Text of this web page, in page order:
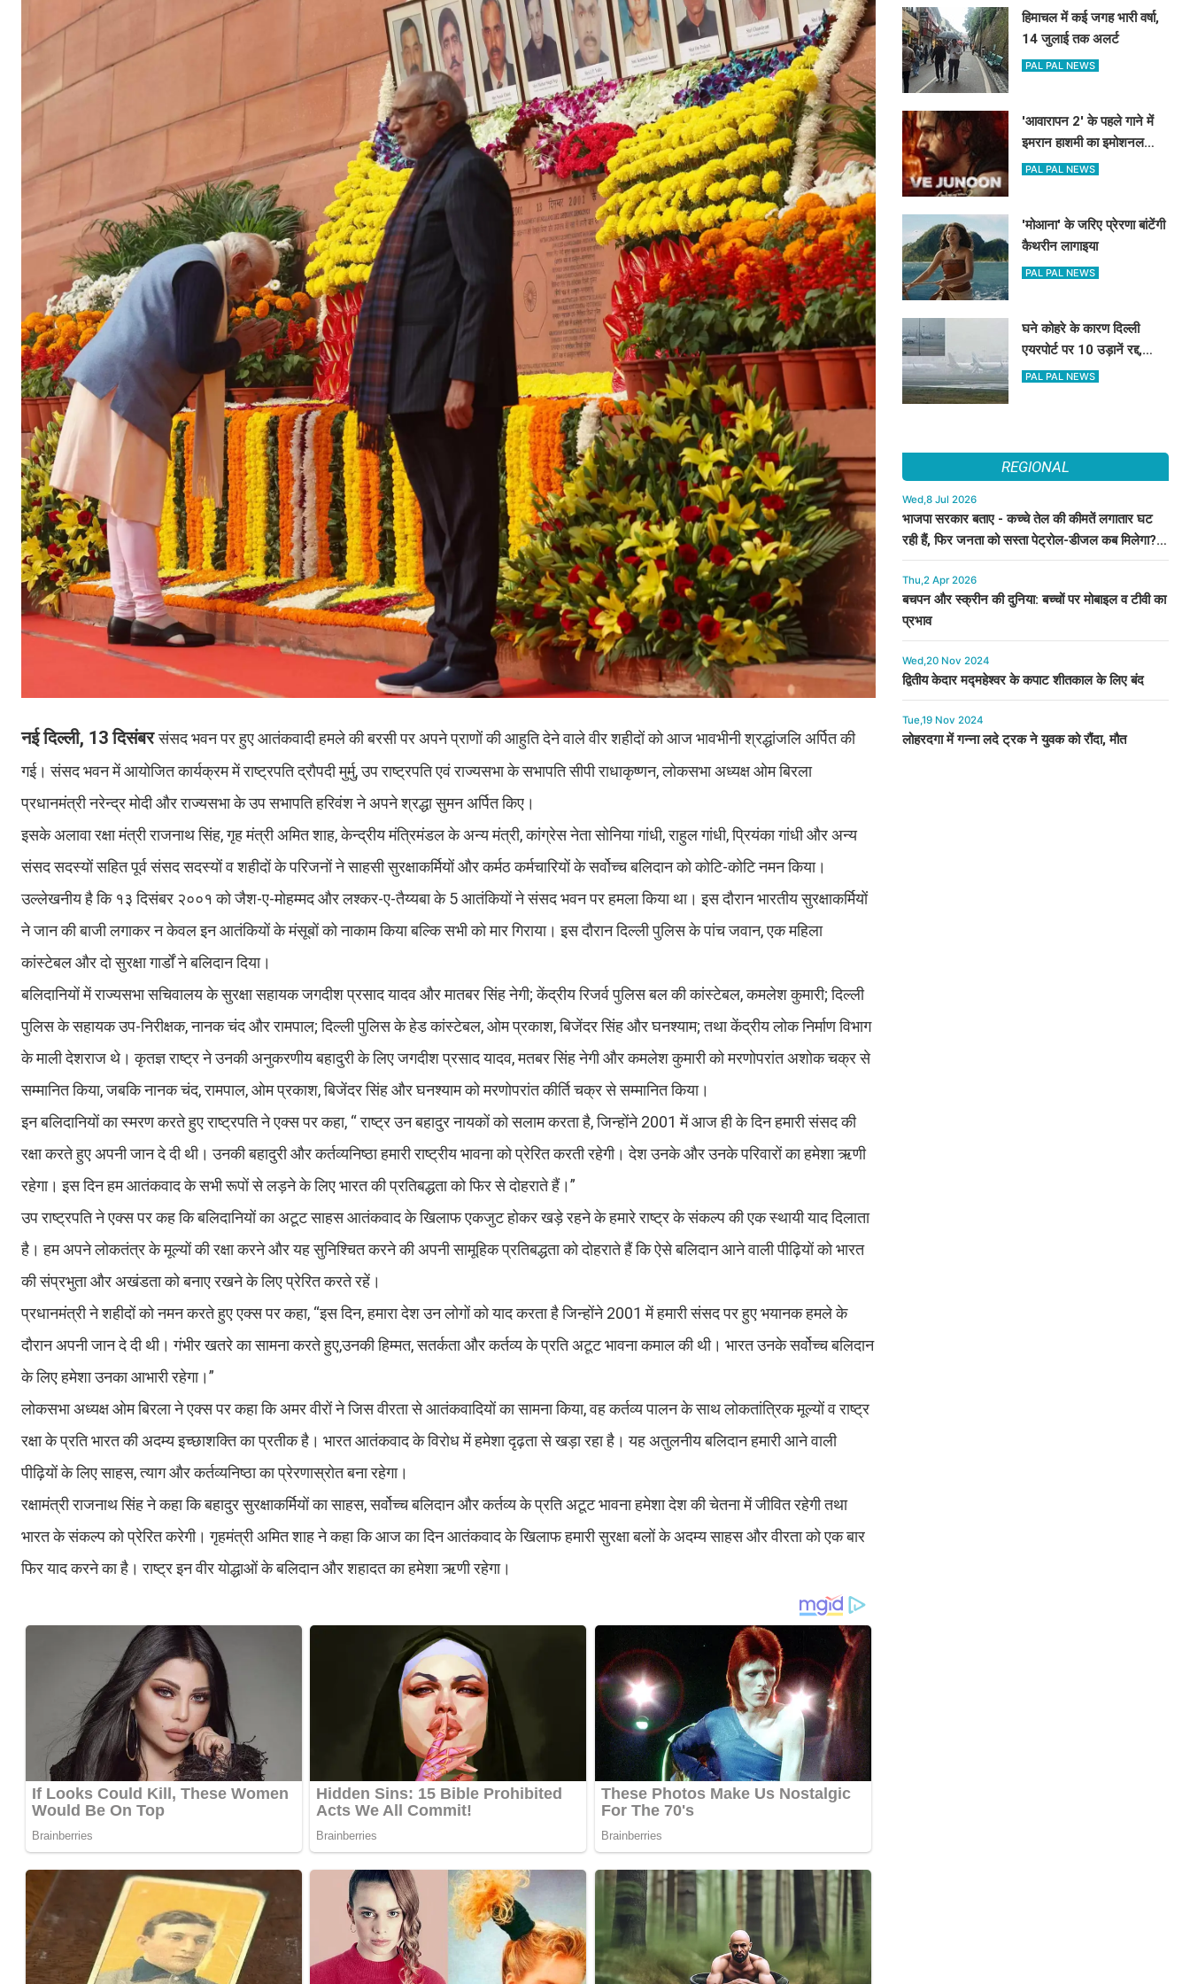
नई दिल्ली, 13 दिसंबरसंसद भवन पर हुए आतंकवादी हमले की बरसी पर अपने प्राणों की आहुति देने वाले वीर शहीदों को आज भावभीनी श्रद्धांजलि अर्पित की
गई। संसद भवन में आयोजित कार्यक्रम में राष्ट्रपति द्रौपदी मुर्मु, उप राष्ट्रपति एवं राज्यसभा के सभापति सीपी राधाकृष्णन, लोकसभा अध्यक्ष ओम बिरला
प्रधानमंत्री नरेन्द्र मोदी और राज्यसभा के उप सभापति हरिवंश ने अपने श्रद्धा सुमन अर्पित किए।
इसके अलावा रक्षा मंत्री राजनाथ सिंह, गृह मंत्री अमित शाह, केन्द्रीय मंत्रिमंडल के अन्य मंत्री, कांग्रेस नेता सोनिया गांधी, राहुल गांधी, प्रियंका गांधी और अन्य
संसद सदस्यों सहित पूर्व संसद सदस्यों व शहीदों के परिजनों ने साहसी सुरक्षाकर्मियों और कर्मठ कर्मचारियों के सर्वोच्च बलिदान को कोटि-कोटि नमन किया।
उल्लेखनीय है कि १३ दिसंबर २००१ को जैश-ए-मोहम्मद और लश्कर-ए-तैय्यबा के 5 आतंकियों ने संसद भवन पर हमला किया था। इस दौरान भारतीय सुरक्षाकर्मियों
ने जान की बाजी लगाकर न केवल इन आतंकियों के मंसूबों को नाकाम किया बल्कि सभी को मार गिराया। इस दौरान दिल्ली पुलिस के पांच जवान, एक महिला
कांस्टेबल और दो सुरक्षा गार्डों ने बलिदान दिया।
बलिदानियों में राज्यसभा सचिवालय के सुरक्षा सहायक जगदीश प्रसाद यादव और मातबर सिंह नेगी; केंद्रीय रिजर्व पुलिस बल की कांस्टेबल, कमलेश कुमारी; दिल्ली
पुलिस के सहायक उप-निरीक्षक, नानक चंद और रामपाल; दिल्ली पुलिस के हेड कांस्टेबल, ओम प्रकाश, बिजेंदर सिंह और घनश्याम; तथा केंद्रीय लोक निर्माण विभाग
के माली देशराज थे। कृतज्ञ राष्ट्र ने उनकी अनुकरणीय बहादुरी के लिए जगदीश प्रसाद यादव, मतबर सिंह नेगी और कमलेश कुमारी को मरणोपरांत अशोक चक्र से
सम्मानित किया, जबकि नानक चंद, रामपाल, ओम प्रकाश, बिजेंदर सिंह और घनश्याम को मरणोपरांत कीर्ति चक्र से सम्मानित किया।
इन बलिदानियों का स्मरण करते हुए राष्ट्रपति ने एक्स पर कहा, “ राष्ट्र उन बहादुर नायकों को सलाम करता है, जिन्होंने 2001 में आज ही के दिन हमारी संसद की
रक्षा करते हुए अपनी जान दे दी थी। उनकी बहादुरी और कर्तव्यनिष्ठा हमारी राष्ट्रीय भावना को प्रेरित करती रहेगी। देश उनके और उनके परिवारों का हमेशा ऋणी
रहेगा। इस दिन हम आतंकवाद के सभी रूपों से लड़ने के लिए भारत की प्रतिबद्धता को फिर से दोहराते हैं।”
उप राष्ट्रपति ने एक्स पर कह कि बलिदानियों का अटूट साहस आतंकवाद के खिलाफ एकजुट होकर खड़े रहने के हमारे राष्ट्र के संकल्प की एक स्थायी याद दिलाता
है। हम अपने लोकतंत्र के मूल्यों की रक्षा करने और यह सुनिश्चित करने की अपनी सामूहिक प्रतिबद्धता को दोहराते हैं कि ऐसे बलिदान आने वाली पीढ़ियों को भारत
की संप्रभुता और अखंडता को बनाए रखने के लिए प्रेरित करते रहें।
प्रधानमंत्री ने शहीदों को नमन करते हुए एक्स पर कहा, “इस दिन, हमारा देश उन लोगों को याद करता है जिन्होंने 2001 में हमारी संसद पर हुए भयानक हमले के
दौरान अपनी जान दे दी थी। गंभीर खतरे का सामना करते हुए,उनकी हिम्मत, सतर्कता और कर्तव्य के प्रति अटूट भावना कमाल की थी। भारत उनके सर्वोच्च बलिदान
के लिए हमेशा उनका आभारी रहेगा।”
लोकसभा अध्यक्ष ओम बिरला ने एक्स पर कहा कि अमर वीरों ने जिस वीरता से आतंकवादियों का सामना किया, वह कर्तव्य पालन के साथ लोकतांत्रिक मूल्यों व राष्ट्र
रक्षा के प्रति भारत की अदम्य इच्छाशक्ति का प्रतीक है। भारत आतंकवाद के विरोध में हमेशा दृढ़ता से खड़ा रहा है। यह अतुलनीय बलिदान हमारी आने वाली
पीढ़ियों के लिए साहस, त्याग और कर्तव्यनिष्ठा का प्रेरणास्रोत बना रहेगा।
रक्षामंत्री राजनाथ सिंह ने कहा कि बहादुर सुरक्षाकर्मियों का साहस, सर्वोच्च बलिदान और कर्तव्य के प्रति अटूट भावना हमेशा देश की चेतना में जीवित रहेगी तथा
भारत के संकल्प को प्रेरित करेगी। गृहमंत्री अमित शाह ने कहा कि आज का दिन आतंकवाद के खिलाफ हमारी सुरक्षा बलों के अदम्य साहस और वीरता को एक बार
फिर याद करने का है। राष्ट्र इन वीर योद्धाओं के बलिदान और शहादत का हमेशा ऋणी रहेगा।
हिमाचल में कई जगह भारी वर्षा,
14 जुलाई तक अलर्ट
PAL PAL NEWS
'आवारापन 2' के पहले गाने में
इमरान हाशमी का इमोशनल
अवतार
PAL PAL NEWS
'मोआना' के जरिए प्रेरणा बांटेंगी
कैथरीन लागाइया
PAL PAL NEWS
घने कोहरे के कारण दिल्ली
एयरपोर्ट पर 10 उड़ानें रद्द,
270 से अधिक में देरी
PAL PAL NEWS
REGIONAL
Wed,8 Jul 2026
भाजपा सरकार बताए - कच्चे तेल की कीमतें लगातार घट
रही हैं, फिर जनता को सस्ता पेट्रोल-डीजल कब मिलेगा? :
कुमारी सैलजा
Thu,2 Apr 2026
बचपन और स्क्रीन की दुनिया: बच्चों पर मोबाइल व टीवी का
प्रभाव
Wed,20 Nov 2024
द्वितीय केदार मद्महेश्वर के कपाट शीतकाल के लिए बंद
Tue,19 Nov 2024
लोहरदगा में गन्ना लदे ट्रक ने युवक को रौंदा, मौत